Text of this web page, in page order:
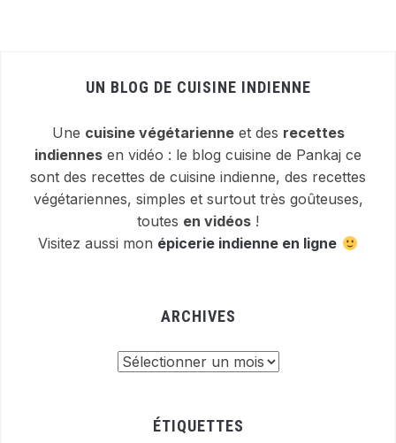
UN BLOG DE CUISINE INDIENNE
Une cuisine végétarienneet des recettes
indiennes en vidéo : le blog cuisine de Pankaj ce
sont des recettes de cuisine indienne, des recettes
végétariennes, simples et surtout très goûteuses,
toutes en vidéos !
Visitez aussi mon épicerie indienne en ligne
ARCHIVES
ÉTIQUETTES